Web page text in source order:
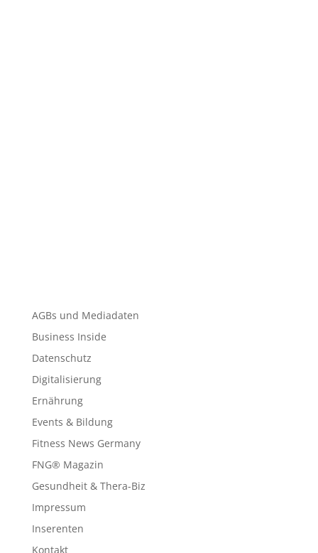
AGBs und Mediadaten
Business Inside
Datenschutz
Digitalisierung
Ernährung
Events & Bildung
Fitness News Germany
FNG® Magazin
Gesundheit & Thera-Biz
Impressum
Inserenten
Kontakt